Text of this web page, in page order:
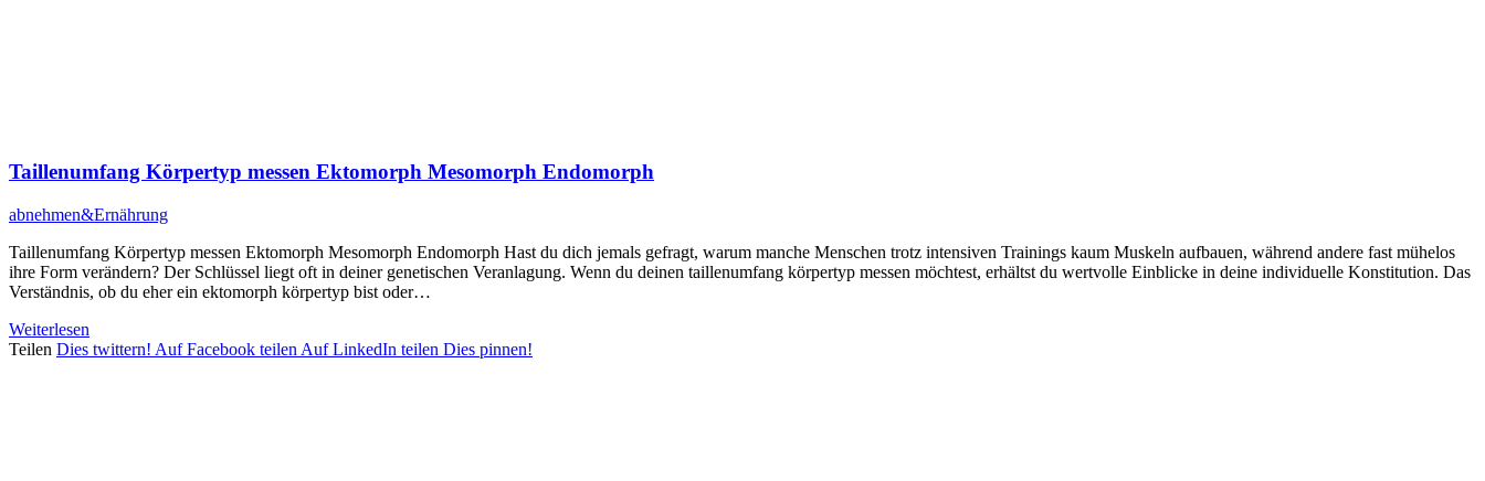
Taillenumfang Körpertyp messen Ektomorph Mesomorph Endomorph
abnehmen&Ernährung
Taillenumfang Körpertyp messen Ektomorph Mesomorph Endomorph Hast du dich jemals gefragt, warum manche Menschen trotz intensiven Trainings kaum Muskeln aufbauen, während andere fast mühelos
ihre Form verändern? Der Schlüssel liegt oft in deiner genetischen Veranlagung. Wenn du deinen taillenumfang körpertyp messen möchtest, erhältst du wertvolle Einblicke in deine individuelle Konstitution. Das
Verständnis, ob du eher ein ektomorph körpertyp bist oder…
Weiterlesen
Teilen Dies twittern! Auf Facebook teilen Auf LinkedIn teilen Dies pinnen!